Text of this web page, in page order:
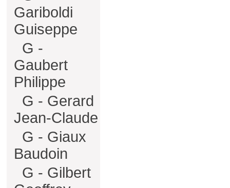
Gariboldi
Guiseppe
G -
Gaubert
Philippe
G - Gerard
Jean-Claude
G - Giaux
Baudoin
G - Gilbert